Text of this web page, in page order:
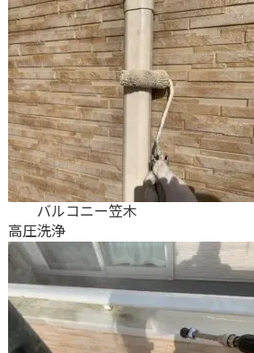
バルコニー笠木
高圧洗浄